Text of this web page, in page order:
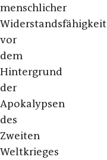
menschlicher
Widerstandsfähigkeit
vor
dem
Hintergrund
der
Apokalypsen
des
Zweiten
Weltkrieges